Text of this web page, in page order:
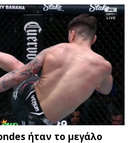
ήταν το μεγάλο